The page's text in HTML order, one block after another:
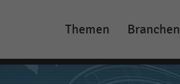
Main
navigation
Themen Branchen